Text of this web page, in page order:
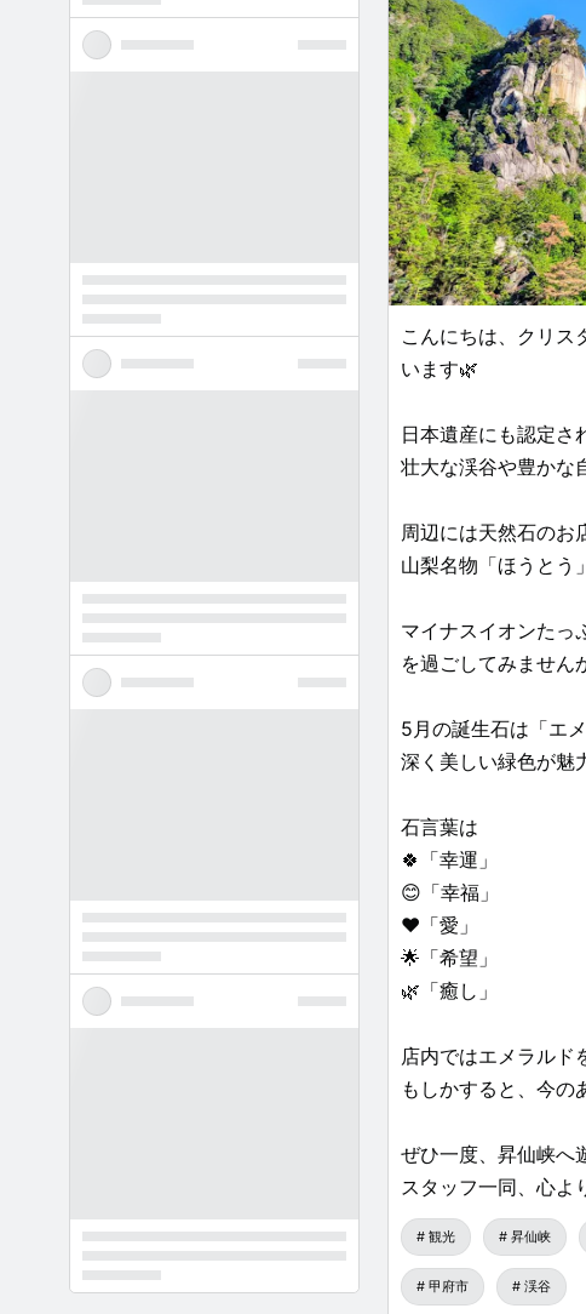
こんにちは、クリス
います🌿
日本遺産にも認定
壮大な渓谷や豊かな
周辺には天然石のお
山梨名物「ほうとう
マイナスイオンたっ
を過ごしてみません
5月の誕生石は「エ
深く美しい緑色が魅
石言葉は
🍀「幸運」
😊「幸福」
❤️「愛」
🌟「希望」
🌿「癒し」
店内ではエメラルド
もしかすると、今の
ぜひ一度、昇仙峡へ
スタッフ一同、心よ
観光 昇仙峡
甲府市 渓谷